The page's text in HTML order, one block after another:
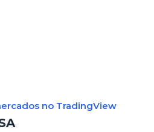
no TradingView